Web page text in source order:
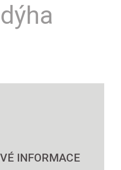
INFORMACE